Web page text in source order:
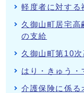
軽度者に対する
久御山町居宅高
の支給
久御山町第10
はり・きゅう・
介護保険に係る